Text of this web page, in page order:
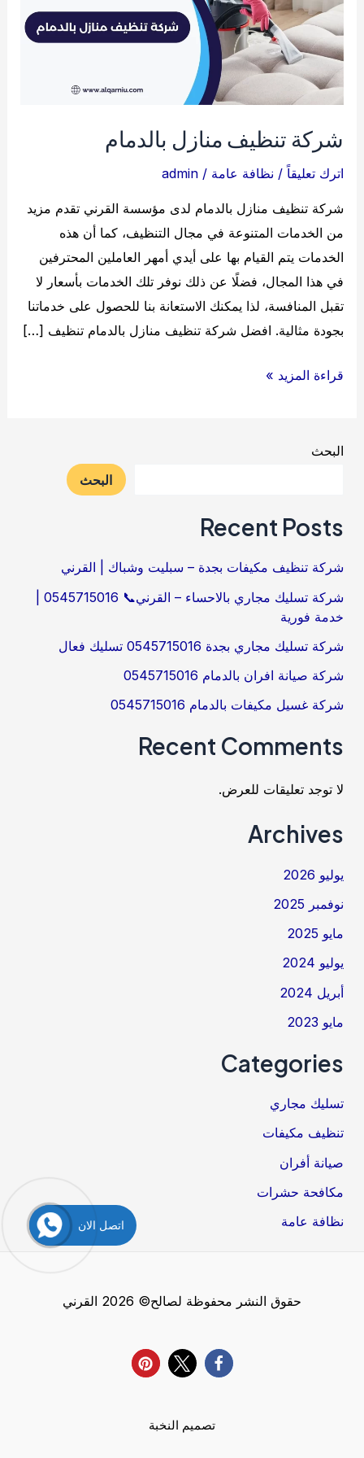
شركة تنظيف منازل بالدمام
اترك تعليقاً / نظافة عامة /
admin
شركة تنظيف منازل بالدمام لدى مؤسسة القرني تقدم مزيد
من الخدمات المتنوعة في مجال التنظيف، كما أن هذه
الخدمات يتم القيام بها على أيدي أمهر العاملين المحترفين
في هذا المجال، فضلًا عن ذلك نوفر تلك الخدمات بأسعار لا
تقبل المنافسة، لذا يمكنك الاستعانة بنا للحصول على خدماتنا
بجودة مثالية. افضل شركة تنظيف منازل بالدمام تنظيف […]
شركة
بالدمام
قراءة المزيد »
البحث
البحث
Recent Posts
شركة تنظيف مكيفات بجدة – سبليت وشباك | القرني
خدمة فورية
شركة تسليك مجاري بجدة 0545715016 تسليك فعال
شركة صيانة افران بالدمام 0545715016
شركة غسيل مكيفات بالدمام 0545715016
Recent Comments
لا توجد تعليقات للعرض.
Archives
يوليو 2026
نوفمبر 2025
مايو 2025
يوليو 2024
أبريل 2024
مايو 2023
Categories
تسليك مجاري
تنظيف مكيفات
صيانة أفران
مكافحة حشرات
نظافة عامة
حقوق النشر محفوظة لصالح© 2026 القرني
تصميم النخبة
اتصل الان